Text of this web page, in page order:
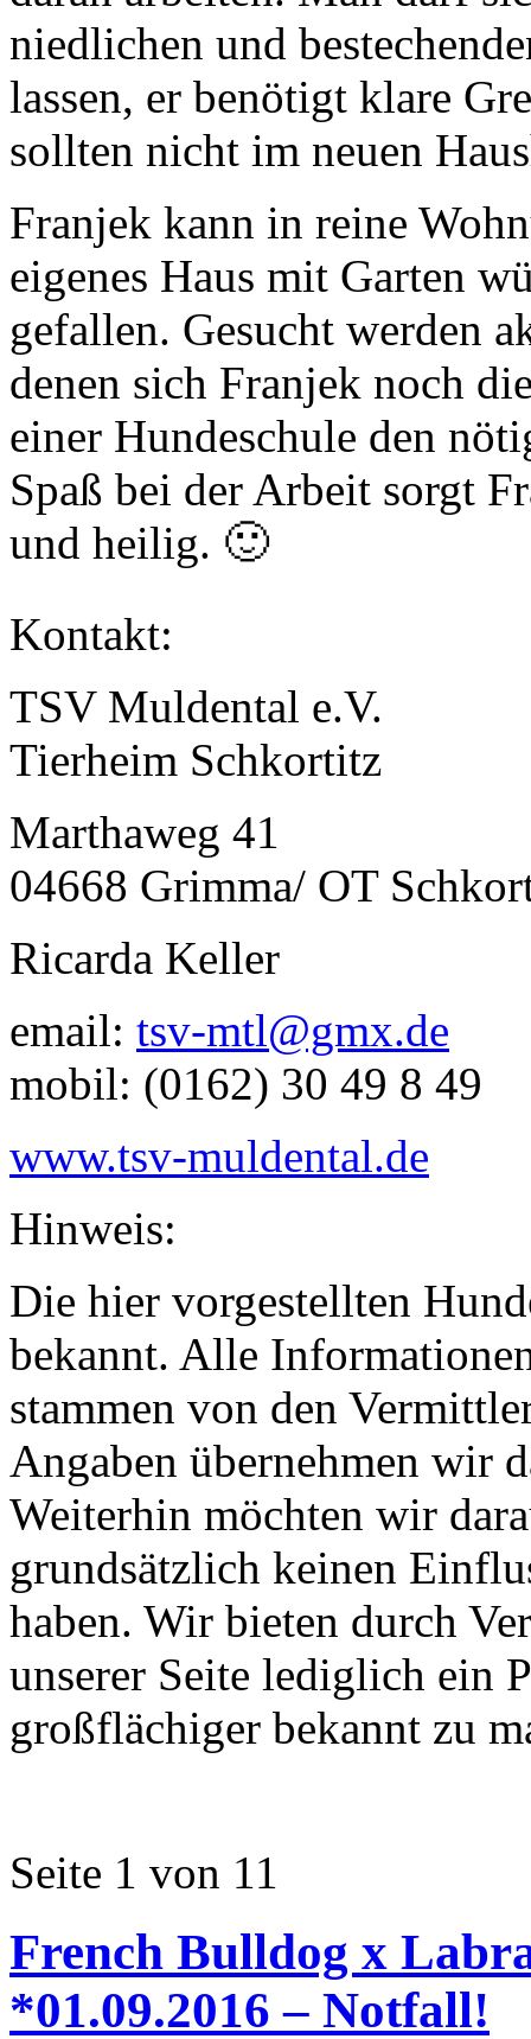
niedlichen und
lassen, er benötigt klare
sollten nicht im neuen
Franjek kann in reine
eigenes Haus mit Garten
gefallen. Gesucht werden
denen sich Franjek noch
einer Hundeschule den
Spaß bei der Arbeit sorgt
und heilig. 🙂
Kontakt:
TSV Muldental e.V.
Tierheim Schkortitz
Marthaweg 41
04668 Grimma/ OT
Ricarda Keller
email: tsv-mtl@gmx.de
mobil: (0162) 30 49 8 49
www.tsv-muldental.de
Hinweis:
Die hier vorgestellten
bekannt. Alle
stammen von den
Angaben übernehmen wir
Weiterhin möchten wir
grundsätzlich keinen
haben. Wir bieten durch
unserer Seite lediglich ein
großflächiger bekannt zu
Seite 1 von 11
French Bulldog x
*01.09.2016 – Notfall!